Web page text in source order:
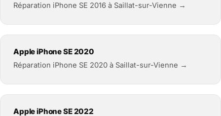
Réparation iPhone SE 2016 à Saillat-sur-Vienne →
Apple iPhone SE 2020
Réparation iPhone SE 2020 à Saillat-sur-Vienne →
Apple iPhone SE 2022